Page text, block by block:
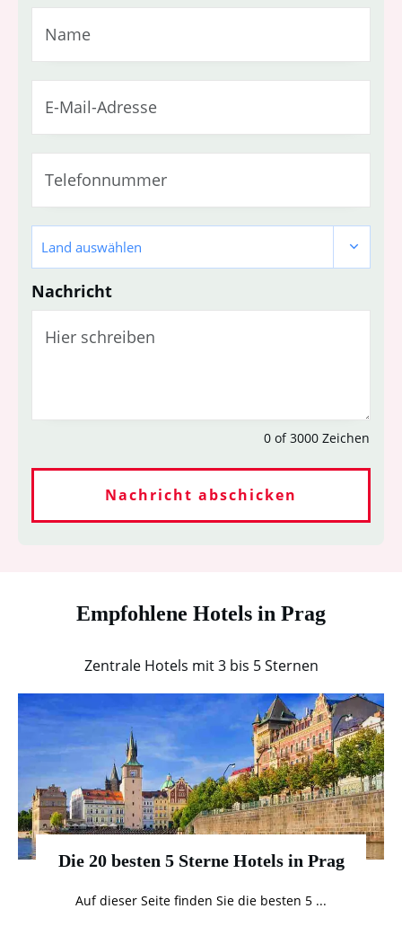
Land auswählen
Nachricht
0 of 3000 Zeichen
Nachricht abschicken
Empfohlene Hotels in Prag
Zentrale Hotels mit 3 bis 5 Sternen
Die 20 besten 5 Sterne Hotels in Prag
Auf dieser Seite finden Sie die besten 5 ...